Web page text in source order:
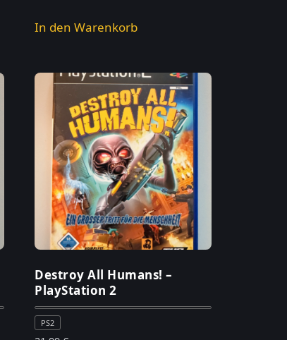
In den Warenkorb
Destroy All Humans! –
PlayStation 2
PS2